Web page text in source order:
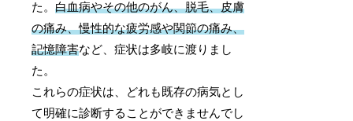
た。白血病やその他のがん、脱毛、皮膚
の痛み、慢性的な疲労感や関節の痛み、
記憶障害など、症状は多岐に渡りまし
た。
これらの症状は、どれも既存の病気とし
て明確に診断することができませんでし